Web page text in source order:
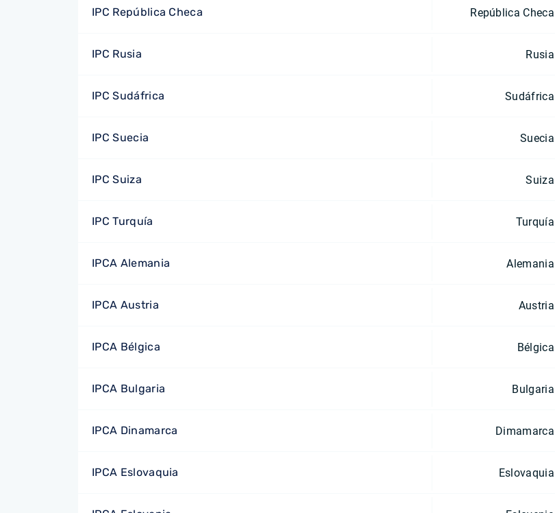
IPC República Checa República Checa
IPC Rusia Rusia
IPC Sudáfrica Sudáfrica
IPC Suecia Suecia
IPC Suiza Suiza
IPC Turquía Turquía
IPCA Alemania Alemania
IPCA Austria Austria
IPCA Bélgica Bélgica
IPCA Bulgaria Bulgaria
IPCA Dinamarca Dimamarca
IPCA Eslovaquia Eslovaquia